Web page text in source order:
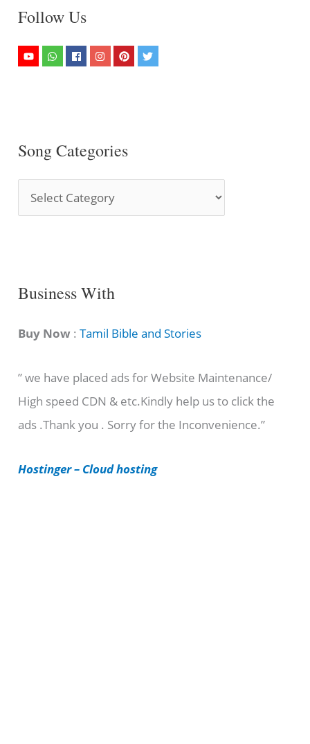
Follow Us
Song Categories
o
C
t
g
o
r
e
Business With
Buy Now :Tamil Bible and Stories
” we have placed ads for Website Maintenance/
High speed CDN & etc.Kindly help us to click the
ads .Thank you . Sorry for the Inconvenience.”
Hostinger – Cloud hosting